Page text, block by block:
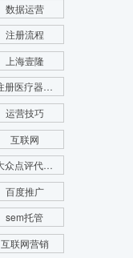
数据运营
注册流程
上海壹隆
注册医疗器械公司电话
运营技巧
互联网
大众点评代运营
百度推广
sem托管
互联网营销